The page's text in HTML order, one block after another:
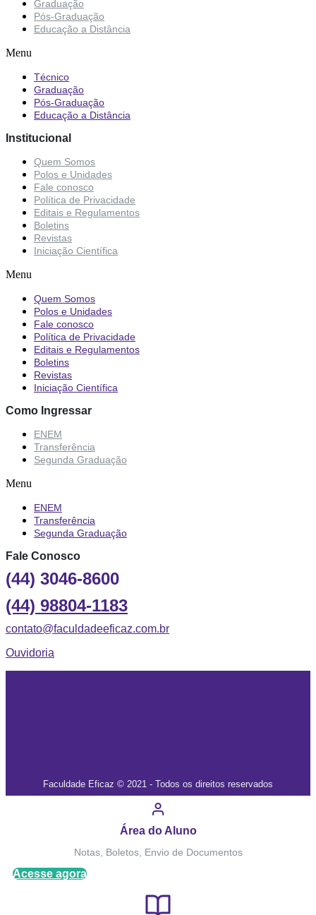
Graduação
Pós-Graduação
Educação a Distância
Menu
Técnico
Graduação
Pós-Graduação
Educação a Distância
Institucional
Quem Somos
Polos e Unidades
Fale conosco
Política de Privacidade
Editais e Regulamentos
Boletins
Revistas
Iniciação Científica
Menu
Quem Somos
Polos e Unidades
Fale conosco
Política de Privacidade
Editais e Regulamentos
Boletins
Revistas
Iniciação Científica
Como Ingressar
ENEM
Transferência
Segunda Graduação
Menu
ENEM
Transferência
Segunda Graduação
Fale Conosco
(44) 3046-8600
(44) 98804-1183
contato@faculdadeeficaz.com.br
Ouvidoria
Faculdade Eficaz © 2021 - Todos os direitos reservados
Área do Aluno
Notas, Boletos, Envio de Documentos
Acesse agora